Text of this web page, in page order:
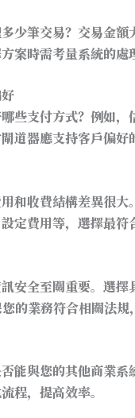
少筆交易？交易金
案時需考量系統的處
些支付方式？例如
道器應支持客戶偏好
和收費結構差異很
定費用等，選擇最符
安全至關重要。選
的業務符合相關法規
能與您的其他商業
程，提高效率。